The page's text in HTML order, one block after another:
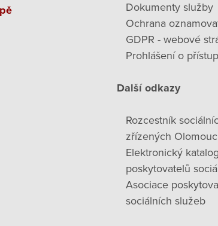
Dokumenty služby
Ochrana
GDPR - webové
Prohlášení o
Další odkazy
Rozcestník
zřízených
Elektronický katalog
poskytovatelů
Asociace
sociálních služeb